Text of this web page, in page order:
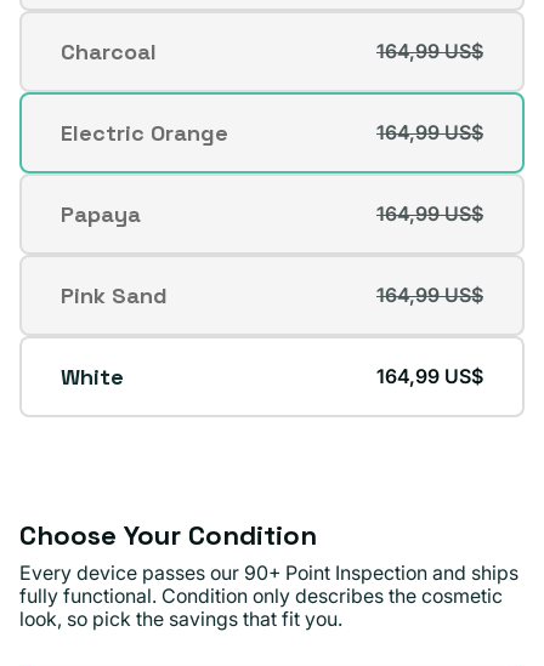
Coveragotada
o
no
disponible
Charcoal
Variante
agotada
o
no
disponible
164,99 US$
Electric Orange
Variante
agotada
o
no
disponible
164,99 US$
Papaya
Variante
agotada
o
no
disponible
164,99 US$
Pink Sand
Variante
agotada
o
no
disponible
164,99 US$
White 164,99 US$
Choose Your Condition
Every device passes our 90+ Point Inspection and ships
fully functional. Condition only describes the cosmetic
look, so pick the savings that fit you.